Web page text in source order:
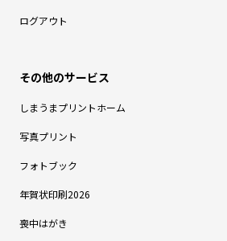
ログアウト
しまうまプリントホーム
写真プリント
フォトブック
年賀状印刷2026
喪中はがき